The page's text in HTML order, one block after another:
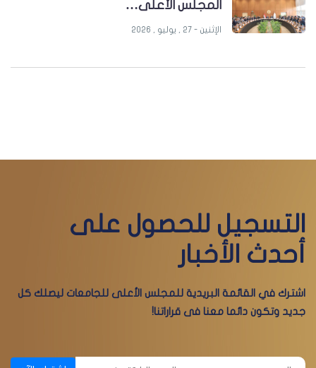
المجلس الأعلى…
الإثنين - 27 , يوليو , 2026
التسجيل للحصول على
أحدث الأخبار
اشترك في القائمة البريدية للمجلس الأعلى للجامعات ليصلك كل
جديد وتكون دائما معنا فى قراراتنا!